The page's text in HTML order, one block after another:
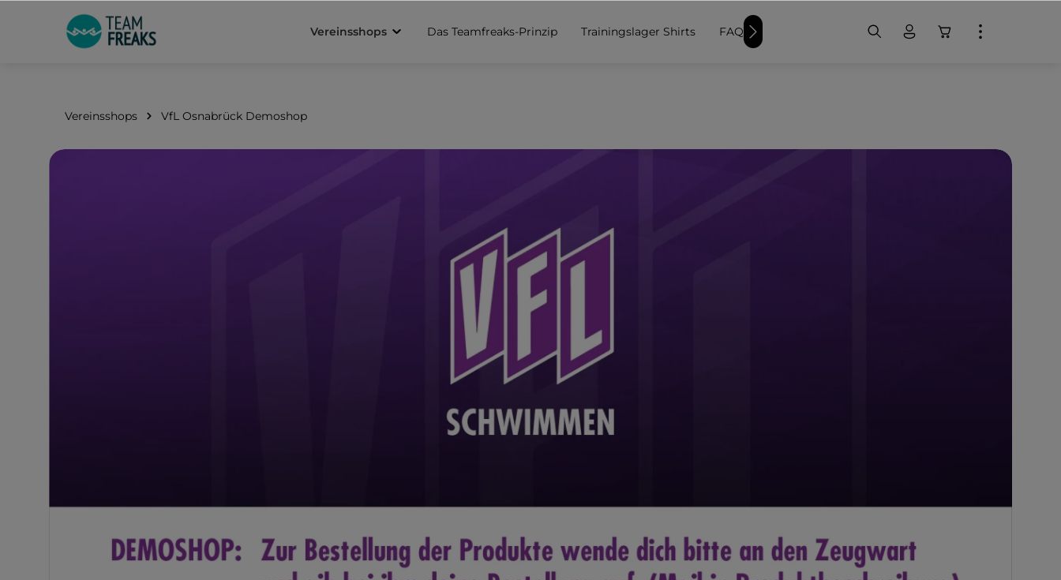
Zur Hauptnavigation springen
Vereinsshops
Das Teamfreaks-Prinzip Trainingslager Shirts FAQ Weitere Schwimmer-Produkte Badekappen
Vereinsshops VfL Osnabrück Demoshop